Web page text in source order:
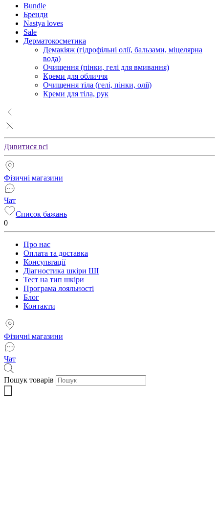
Bundle
Бренди
Nastya loves
Sale
Дерматокосметика
Демакіяж (гідрофільні олії, бальзами, міцелярна
вода)
Очищення (пінки, гелі для вмивання)
Креми для обличчя
Очищення тіла (гелі, пінки, олії)
Креми для тіла, рук
Дивитися всі
Фізичні магазини
Чат
Список бажань
0
Про нас
Оплата та доставка
Консультації
Діагностика шкіри ШІ
Тест на тип шкіри
Програма лояльності
Блог
Контакти
Фізичні магазини
Чат
Пошук товарів